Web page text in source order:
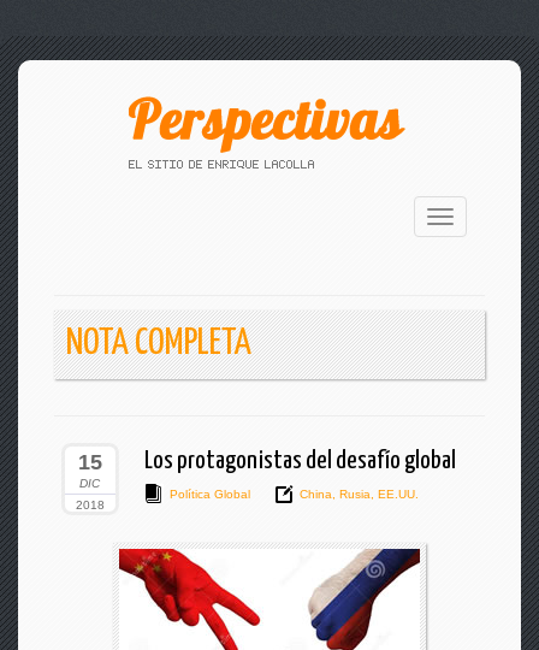
Toggle
navigation
NOTA COMPLETA
15
DIC
2018
Los protagonistas del desafío global
Política Global China Rusia EE.UU.